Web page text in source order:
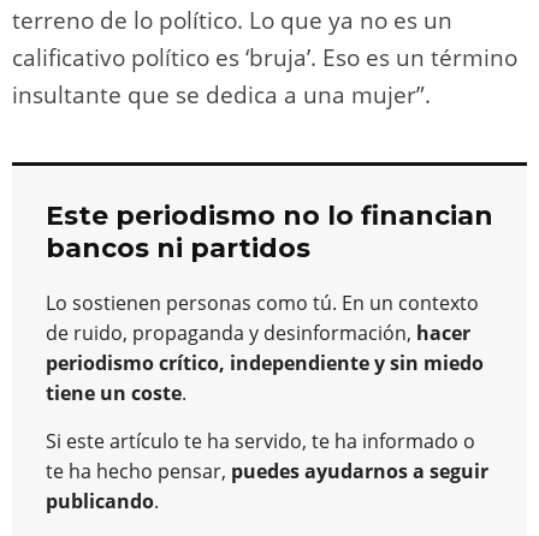
terreno de lo político. Lo que ya no es un
calificativo político es ‘bruja’. Eso es un término
insultante que se dedica a una mujer”.
Este periodismo no lo financian
bancos ni partidos
Lo sostienen personas como tú. En un contexto
de ruido, propaganda y desinformación, hacer
periodismo crítico, independiente y sin miedo
tiene un coste.
Si este artículo te ha servido, te ha informado o
te ha hecho pensar, puedes ayudarnos a seguir
publicando.